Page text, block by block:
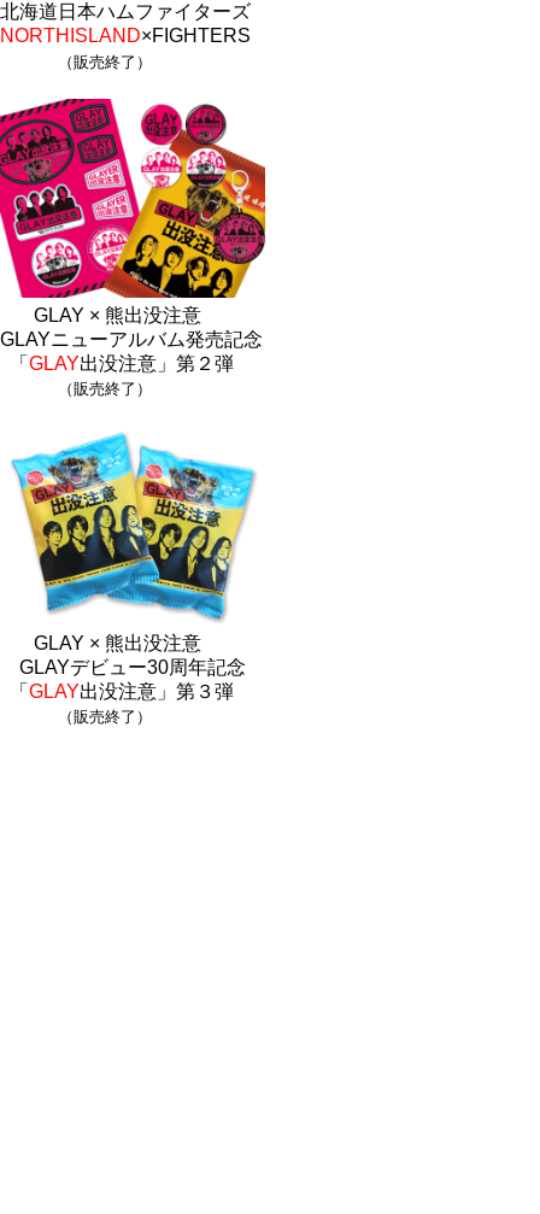
北海道日本ハムファイターズ
NORTHISLAND×FIGHTERS
（販売終了）
GLAY × 熊出没注意
GLAYニューアルバム発売記念
「 GLAY出没注意」第２弾
（販売終了）
GLAY × 熊出没注意
GLAYデビュー30周年記念
「 GLAY出没注意」第３弾
（販売終了）